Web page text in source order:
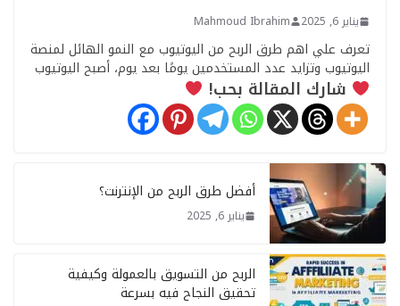
يناير 6, 2025 Mahmoud Ibrahim
تعرف علي اهم طرق الربح من اليوتيوب مع النمو الهائل لمنصة
اليوتيوب وتزايد عدد المستخدمين يومًا بعد يوم، أصبح اليوتيوب
شارك المقالة بحب!
أفضل طرق الربح من الإنترنت؟
يناير 6, 2025
الربح من التسويق بالعمولة وكيفية
تحقيق النجاح فيه بسرعة